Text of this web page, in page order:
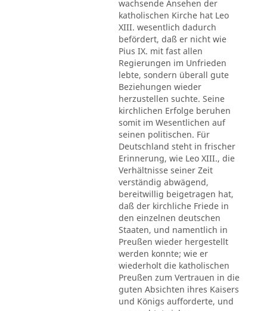
wachsende Ansehen der
katholischen Kirche hat Leo
XIII. wesentlich dadurch
befördert, daß er nicht wie
Pius IX. mit fast allen
Regierungen im Unfrieden
lebte, sondern überall gute
Beziehungen wieder
herzustellen suchte. Seine
kirchlichen Erfolge beruhen
somit im Wesentlichen auf
seinen politischen. Für
Deutschland steht in frischer
Erinnerung, wie Leo XIII., die
Verhältnisse seiner Zeit
verständig abwägend,
bereitwillig beigetragen hat,
daß der kirchliche Friede in
den einzelnen deutschen
Staaten, und namentlich in
Preußen wieder hergestellt
werden konnte; wie er
wiederholt die katholischen
Preußen zum Vertrauen in die
guten Absichten ihres Kaisers
und Königs aufforderte, und